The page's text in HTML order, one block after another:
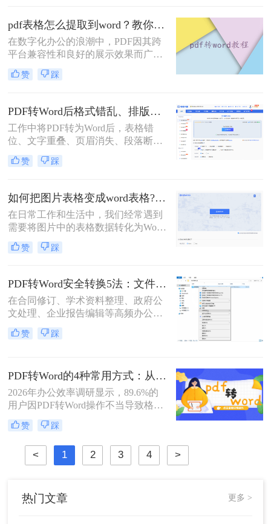
示。那么word表格如何转pdf呢？下面
将介绍三种将Word表格转换为PDF的
实用方法。
pdf表格怎么提取到word？教你4招轻松转换！
在数字化办公的浪潮中，PDF因其跨
平台兼容性和良好的展示效果而广泛
应用于文件传输和存档。然而，当需
要从PDF中提取表格数据并编辑时，
选。那么pdf表格怎么提取到word呢？
本文将详细介绍几种将PDF表格提取
到Word的方法，帮助您轻松应对这一
常见需求。
赞 踩
PDF转Word后格式错乱、排版乱了怎么办？5种高效修复方法（2026实测指南）
工作中将PDF转为Word后，表格错
位、文字重叠、页眉消失、段落断
裂……这些“排版灾难”不仅耗时耗
力，更影响专业形象。别再反复重
版乱了怎么办呢？本文直击痛点，提
供可立即执行的修复方案，助您10分
钟内恢复清爽排版！
赞 踩
如何把图片表格变成word表格?教你三招轻松搞定！
在日常工作和生活中，我们经常遇到
需要将图片中的表格数据转化为Word
文档中的表格的情况。这样的需求常
见于数据提取、文档编辑、报告撰写
word表格呢？以下将介绍几种常用的
方法，帮助你将图片表格转换成Word
表格。
赞 踩
PDF转Word安全转换5法：文件加密、隐私保护和格式修复完整方案！
在合同修订、学术资料整理、政府公
文处理、企业报告编辑等高频办公场
景中，将PDF精准转换为可编辑Word
文档是效率刚需，却也是“翻车”重灾
信办通报多起因在线转换工具导致的
企业核心数据泄露事件！
赞 踩
PDF转Word的4种常用方式：从在线工具到桌面软件全梳理！
2026年办公效率调研显示，89.6%的
用户因PDF转Word操作不当导致格式
错乱/内容丢失！那么pdf怎么转换成
word格式不变呢？本文由文档处理工
程师团队实测（测试环境：Win11 +
Microsoft Word 2025 / LibreOffice 7.6 /
Adobe Acrobat Pro 2025 / 专业在线转
技术规范V3.0》，拆解4种零风险转
换路径，附扫描件处理技巧+格式修
赞 踩
< 1 2 3 4 >
热门文章 更多 >